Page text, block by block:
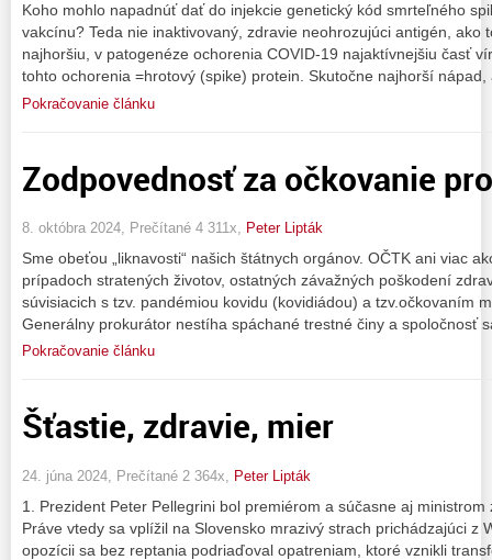
Koho mohlo napadnúť dať do injekcie genetický kód smrteľného
vakcínu? Teda nie inaktivovaný, zdravie neohrozujúci antigén, ako
najhoršiu, v patogenéze ochorenia COVID-19 najaktívnejšiu časť
tohto ochorenia =hrotový (spike) protein. Skutočne najhorší
Pokračovanie článku
Zodpovednosť za očkovanie
8. októbra 2024, Prečítané 4 311x, Peter Lipták
Sme obeťou „liknavosti“ našich štátnych orgánov. OČTK ani viac
prípadoch stratených životov, ostatných závažných poškodení
súvisiacich s tzv. pandémiou kovidu (kovidiádou) a tzv.očkovaním
Generálny prokurátor nestíha spáchané trestné činy a spoločnosť
Pokračovanie článku
Šťastie, zdravie, mier
24. júna 2024, Prečítané 2 364x, Peter Lipták
1. Prezident Peter Pellegrini bol premiérom a súčasne aj
Práve vtedy sa vplížil na Slovensko mrazivý strach prichádzajúci z
opozícii sa bez reptania podriaďoval opatreniam, ktoré vznikli